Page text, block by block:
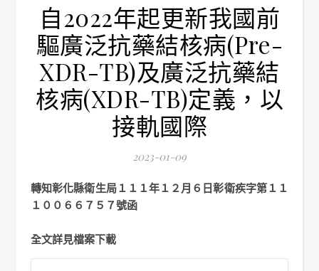
自2022年起更新我國前
驅廣泛抗藥結核病(Pre-
XDR-TB)及廣泛抗藥結
核病(XDR-TB)定義，以
接軌國際
2023-01-09
轉知彰化縣衛生局１１１年１２月６日彰衛疾字第１１
１００６６７５７號函
全文詳見檔案下載